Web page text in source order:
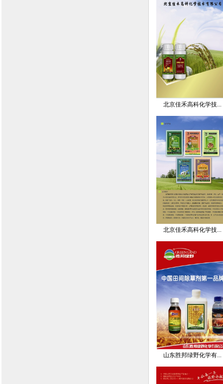
北京佳禾高科化学技...
北京佳禾高科化学技...
山东胜邦绿野化学有...